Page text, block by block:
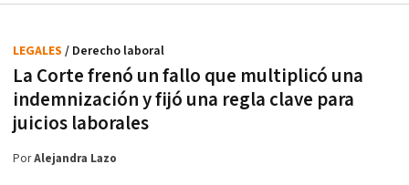
La Corte frenó un fallo que multiplicó una
indemnización y fijó una regla clave para
juicios laborales
LEGALES / Derecho laboral
PorAlejandra Lazo